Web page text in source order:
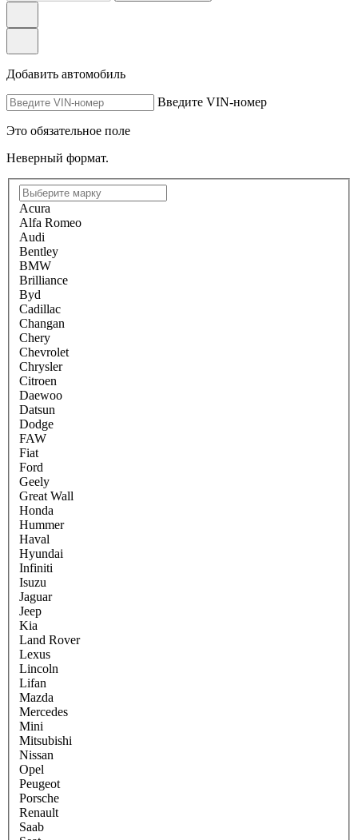
Добавить автомобиль
Введите VIN-номер
Это обязательное поле
Неверный формат.
Acura
Alfa Romeo
Audi
Bentley
BMW
Brilliance
Byd
Cadillac
Changan
Chery
Chevrolet
Chrysler
Citroen
Daewoo
Datsun
Dodge
FAW
Fiat
Ford
Geely
Great Wall
Honda
Hummer
Haval
Hyundai
Infiniti
Isuzu
Jaguar
Jeep
Kia
Land Rover
Lexus
Lincoln
Lifan
Mazda
Mercedes
Mini
Mitsubishi
Nissan
Opel
Peugeot
Porsche
Renault
Saab